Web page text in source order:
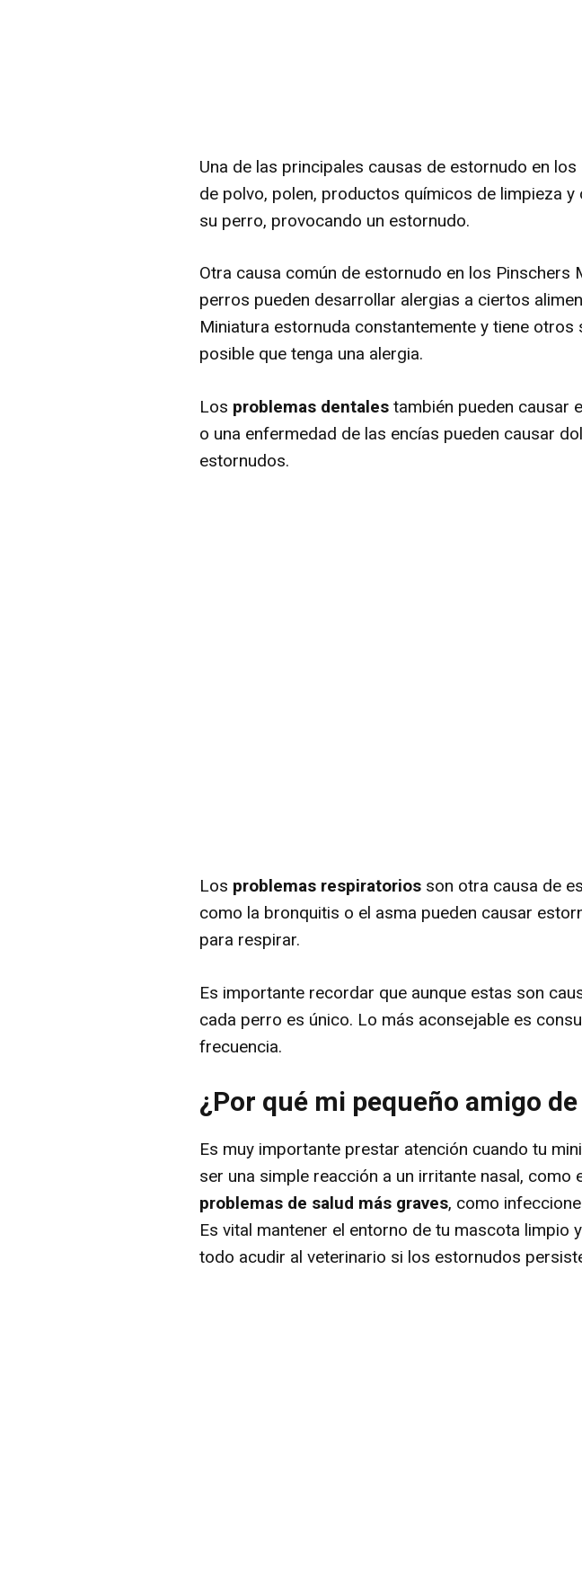
Una de las principales causas de estornudo en
de polvo, polen, productos químicos de limpieza
su perro, provocando un estornudo.
Otra causa común de estornudo en los Pinschers
perros pueden desarrollar alergias a ciertos
Miniatura estornuda constantemente y tiene
posible que tenga una alergia.
Los problemas dentales también pueden causar
o una enfermedad de las encías pueden causar
estornudos.
Los problemas respiratorios son otra causa de
como la bronquitis o el asma pueden causar
para respirar.
Es importante recordar que aunque estas son
cada perro es único. Lo más aconsejable es
frecuencia.
¿Por qué mi pequeño amigo
Es muy importante prestar atención cuando tu
ser una simple reacción a un irritante nasal,
problemas de salud más graves, como
Es vital mantener el entorno de tu mascota
todo acudir al veterinario si los estornudos